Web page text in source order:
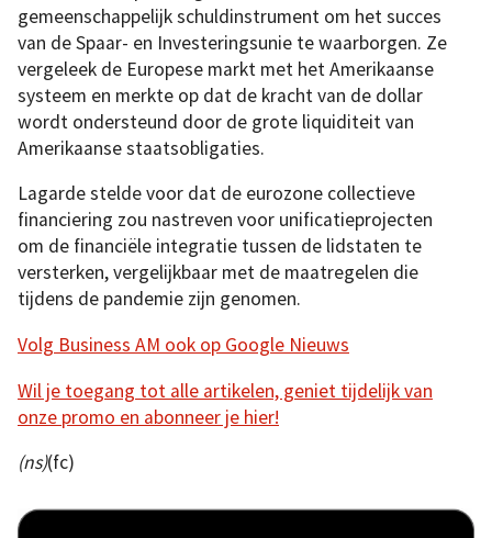
gemeenschappelijk schuldinstrument om het succes
van de Spaar- en Investeringsunie te waarborgen. Ze
vergeleek de Europese markt met het Amerikaanse
systeem en merkte op dat de kracht van de dollar
wordt ondersteund door de grote liquiditeit van
Amerikaanse staatsobligaties.
Lagarde stelde voor dat de eurozone collectieve
financiering zou nastreven voor unificatieprojecten
om de financiële integratie tussen de lidstaten te
versterken, vergelijkbaar met de maatregelen die
tijdens de pandemie zijn genomen.
Volg Business AM ook op Google Nieuws
Wil je toegang tot alle artikelen, geniet tijdelijk van
onze promo en abonneer je hier!
(ns)(fc)